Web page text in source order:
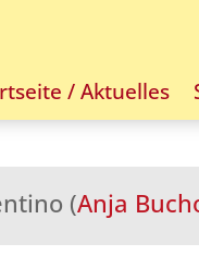
/ Aktuelles
(Anja